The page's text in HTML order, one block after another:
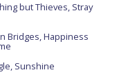
but Thieves, Stray
Bridges, Happiness
Sunshine